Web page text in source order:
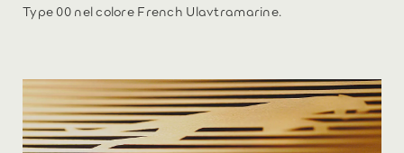
Type 00 nel colore French Ulavtramarine.